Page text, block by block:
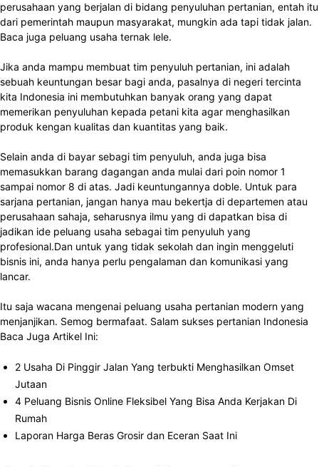
perusahaan yang berjalan di bidang penyuluhan pertanian, entah itu
dari pemerintah maupun masyarakat, mungkin ada tapi tidak jalan.
Baca juga peluang usaha ternak lele.
Jika anda mampu membuat tim penyuluh pertanian, ini adalah
sebuah keuntungan besar bagi anda, pasalnya di negeri tercinta
kita Indonesia ini membutuhkan banyak orang yang dapat
memerikan penyuluhan kepada petani kita agar menghasilkan
produk kengan kualitas dan kuantitas yang baik.
Selain anda di bayar sebagi tim penyuluh, anda juga bisa
memasukkan barang dagangan anda mulai dari poin nomor 1
sampai nomor 8 di atas. Jadi keuntungannya doble. Untuk para
sarjana pertanian, jangan hanya mau bekertja di departemen atau
perusahaan sahaja, seharusnya ilmu yang di dapatkan bisa di
jadikan ide peluang usaha sebagai tim penyuluh yang
profesional.Dan untuk yang tidak sekolah dan ingin menggeluti
bisnis ini, anda hanya perlu pengalaman dan komunikasi yang
lancar.
Itu saja wacana mengenai peluang usaha pertanian modern yang
menjanjikan. Semog bermafaat. Salam sukses pertanian Indonesia
Baca Juga Artikel Ini:
2 Usaha Di Pinggir Jalan Yang terbukti Menghasilkan Omset
Jutaan
4 Peluang Bisnis Online Fleksibel Yang Bisa Anda Kerjakan Di
Rumah
Laporan Harga Beras Grosir dan Eceran Saat Ini